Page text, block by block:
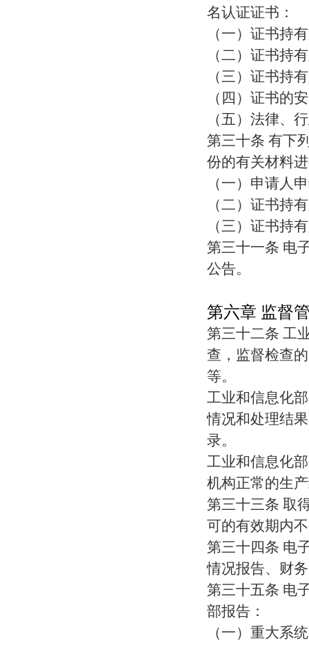
名认证证书：
（一）证书持
（二）证书持
（三）证书持
（四）证书的
（五）法律、
第三十条 有下
份的有关材料
（一）申请人
（二）证书持
（三）证书持
第三十一条 电
公告。
第六章 监督
第三十二条 工
查，监督检查
等。
工业和信息化
情况和处理结
录。
工业和信息化
机构正常的生
第三十三条 取
可的有效期内
第三十四条 电
情况报告、财
第三十五条 电
部报告：
（一）重大系